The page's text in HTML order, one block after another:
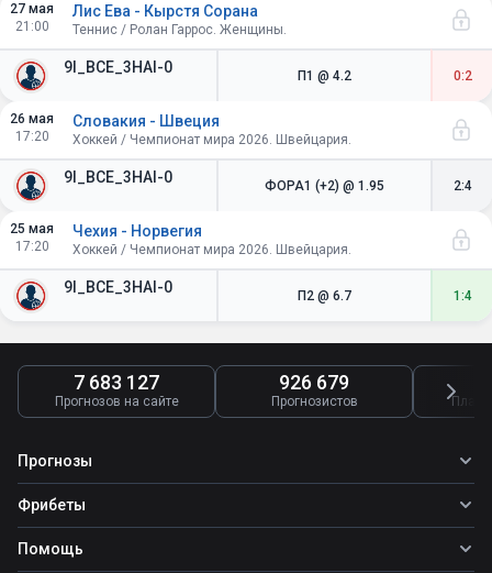
27 мая
21:00
9I_BCE_3HAI-0
Лис Ева - Кырстя Сорана
Теннис / Ролан Гаррос. Женщины.
П1 @ 4.2 0:2
26 мая
17:20
9I_BCE_3HAI-0
Словакия - Швеция
Хоккей / Чемпионат мира 2026. Швейцария.
ФОРА1 (+2) @ 1.95 2:4
25 мая
17:20
9I_BCE_3HAI-0
Чехия - Норвегия
Хоккей / Чемпионат мира 2026. Швейцария.
П2 @ 6.7 1:4
7 683 127
Прогнозов на сайте
926 679
Прогнозистов
Прогнозы
Все прогнозы
Топ ставок
Прогнозы на футбол
Фрибеты
Фрибеты
Фрибет Ubet
Помощь